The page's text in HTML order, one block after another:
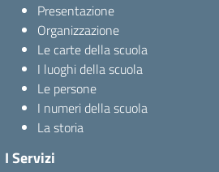
Presentazione
Organizzazione
Le carte della scuola
I luoghi della scuola
Le persone
I numeri della scuola
La storia
I Servizi